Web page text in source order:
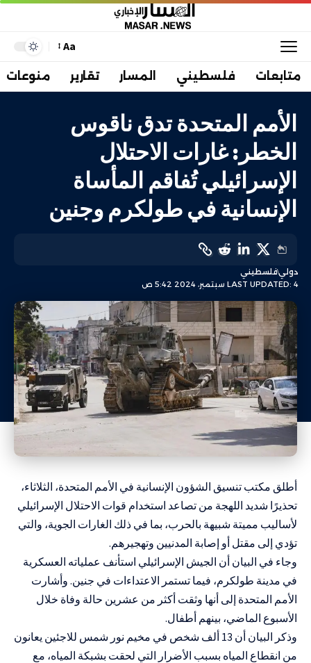
Aa
متابعات فلسطيني المسار تقارير منوعات
الأمم المتحدة تدق ناقوس
الخطر: غارات الاحتلال
الإسرائيلي تُفاقم المأساة
الإنسانية في طولكرم وجنين
LAST UPDATED: 4 سبتمبر، 2024 5:42 ص
دوليفلسطيني
أطلق مكتب تنسيق الشؤون الإنسانية في الأمم المتحدة، الثلاثاء،
تحذيرًا شديد اللهجة من تصاعد استخدام قوات الاحتلال الإسرائيلي
لأساليب مميتة شبيهة بالحرب، بما في ذلك الغارات الجوية، والتي
تؤدي إلى مقتل أو إصابة المدنيين وتهجيرهم.
وجاء في البيان أن الجيش الإسرائيلي استأنف عملياته العسكرية
في مدينة طولكرم، فيما تستمر الاعتداءات في جنين. وأشارت
الأمم المتحدة إلى أنها وثقت أكثر من عشرين حالة وفاة خلال
الأسبوع الماضي، بينهم أطفال.
وذكر البيان أن 13 ألف شخص في مخيم نور شمس للاجئين يعانون
من انقطاع المياه بسبب الأضرار التي لحقت بشبكة المياه، مع